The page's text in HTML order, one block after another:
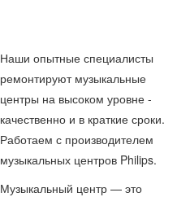
Наши опытные специалисты
ремонтируют музыкальные
центры на высоком уровне -
качественно и в краткие сроки.
Работаем с производителем
музыкальных центров Philips.
Музыкальный центр — это